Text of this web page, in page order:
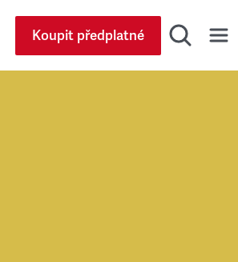
Koupit předplatné